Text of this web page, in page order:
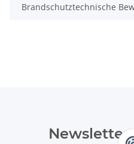
Brandschutztechnische
Newsletter